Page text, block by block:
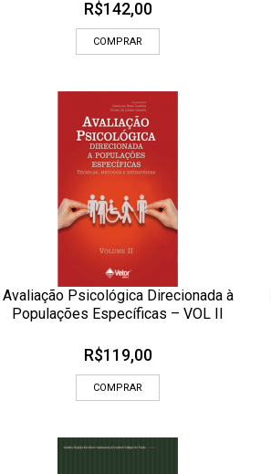
R$142,00
COMPRAR
ADICIONAR AOS MEUS DESEJOS
OLHADA RÁPIDA
Avaliação Psicológica Direcionada à
Populações Específicas – VOL II
R$119,00
COMPRAR